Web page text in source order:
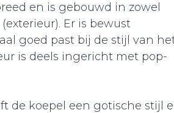
en is gebouwd in zowel
Er is bewust
goed past bij de stijl van
is deels ingericht met pop-
de koepel een gotische stijl